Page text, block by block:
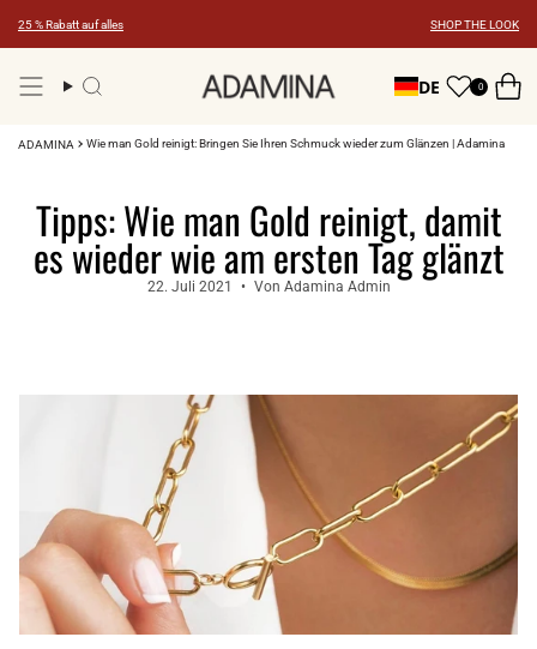
Inhalt
springen
25 % Rabatt auf alles SHOP THE LOOK
Suche DE 0
ADAMINA Wie man Gold reinigt: Bringen Sie Ihren Schmuck wieder zum Glänzen | Adamina
Tipps: Wie man Gold reinigt, damit
es wieder wie am ersten Tag glänzt
22. Juli 2021 Von Adamina Admin